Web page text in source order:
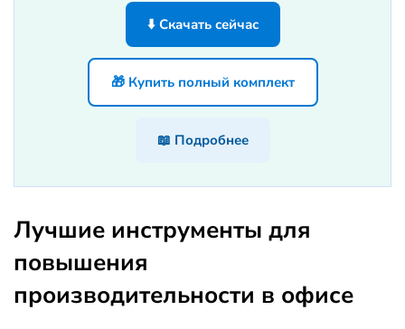
⬇️ Скачать сейчас
🎁 Купить полный комплект
📖 Подробнее
Лучшие инструменты для
повышения
производительности в офисе